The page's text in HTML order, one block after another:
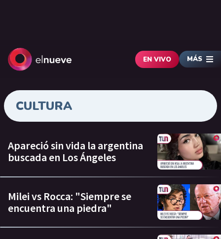
EN VIVO MÁS
CULTURA
Apareció sin vida la argentina
buscada en Los Ángeles
Milei vs Rocca: "Siempre se
encuentra una piedra"